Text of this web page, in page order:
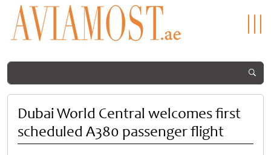
Dubai World Central welcomes first
scheduled A380 passenger flight